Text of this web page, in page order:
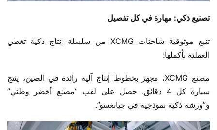
​تصنيع ذكي: مهارة في كل تفصيل​
العملية بأكملها:
و”ورشة ذكية نموذجية في جيانغسو”.